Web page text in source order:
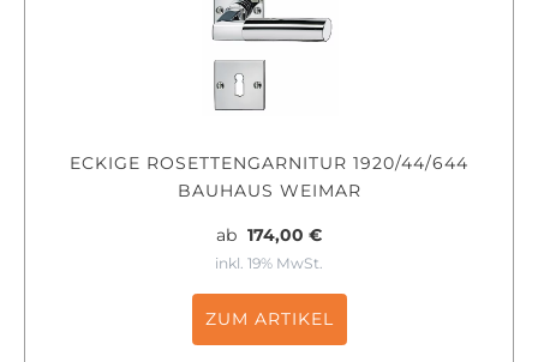
ECKIGE ROSETTENGARNITUR 1920/44/644
BAUHAUS WEIMAR
ab 174,00 €
inkl. 19% MwSt.
ZUM ARTIKEL